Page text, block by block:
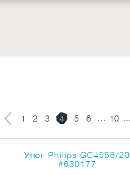
1 2 3 4 5 6 10
Утюг Philips GC4558/20
#630177